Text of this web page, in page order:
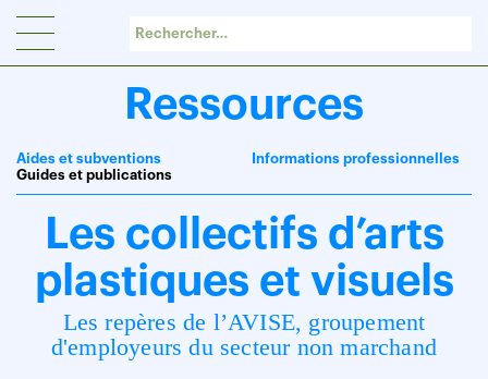
Ressources
Aides et subventions
Guides et publications
Informations professionnelles
Les collectifs d’arts
plastiques et visuels
Les repères de l’AVISE, groupement
d'employeurs du secteur non marchand